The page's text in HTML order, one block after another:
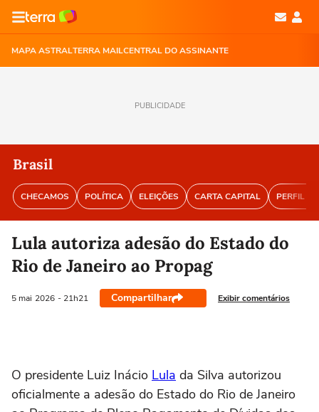
MAPA ASTRALTERRA MAILCENTRAL DO ASSINANTE
PUBLICIDADE
Brasil
CHECAMOS POLÍTICA ELEIÇÕES CARTA CAPITAL PERFIL
Lula autoriza adesão do Estado do
Rio de Janeiro ao Propag
5 mai 2026 - 21h21 Compartilhar Exibir comentários
O presidente ‌Luiz Inácio Lula da Silva autorizou
oficialmente a adesão do Estado do Rio de Janeiro